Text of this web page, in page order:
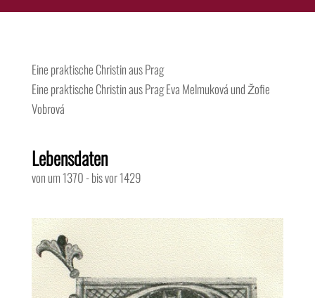
Eine praktische Christin aus Prag
Eine praktische Christin aus PragEva Melmuková und Žofie
Vobrová
Lebensdaten
von um 1370-bis vor 1429